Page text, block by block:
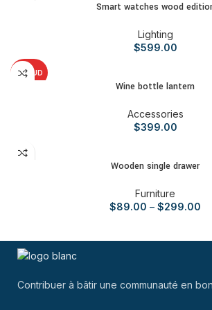
Smart watches wood
Lighting
$599.00
CHAUD
Wine bottle lantern
Accessories
$399.00
Wooden single drawer
Furniture
$89.00 – $299.00
Contribuer à bâtir une communauté en